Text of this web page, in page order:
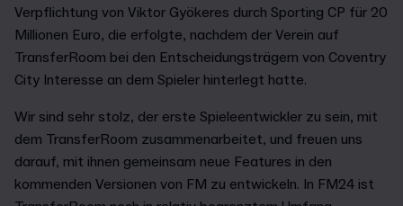
Verpflichtung von Viktor Gyökeres durch Sporting CP für 20
Millionen Euro, die erfolgte, nachdem der Verein auf
TransferRoom bei den Entscheidungsträgern von Coventry
City Interesse an dem Spieler hinterlegt hatte.
Wir sind sehr stolz, der erste Spieleentwickler zu sein, mit
dem TransferRoom zusammenarbeitet, und freuen uns
darauf, mit ihnen gemeinsam neue Features in den
kommenden Versionen von FM zu entwickeln. In FM24 ist